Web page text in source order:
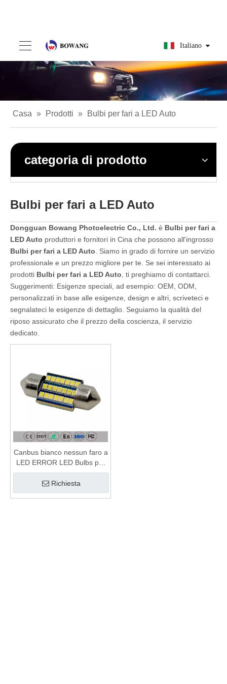
Italiano
Casa » Prodotti » Bulbi per fari a LED Auto
categoria di prodotto
Bulbi per fari a LED Auto
Dongguan Bowang Photoelectric Co., Ltd. è Bulbi per fari a
LED Auto produttori e fornitori in Cina che possono all'ingrosso
Bulbi per fari a LED Auto . Siamo in grado di fornire un servizio
professionale e un prezzo migliore per te. Se sei interessato ai
prodotti Bulbi per fari a LED Auto , ti preghiamo di contattarci.
Suggerimenti: Esigenze speciali, ad esempio: OEM, ODM,
personalizzati in base alle esigenze, design e altri, scriveteci e
segnalateci le esigenze di dettaglio. Seguiamo la qualità del
riposo assicurato che il prezzo della coscienza, il servizio
dedicato.
Canbus bianco nessun faro a
LED ERROR LED Bulbs per
12w automatico
Richiesta